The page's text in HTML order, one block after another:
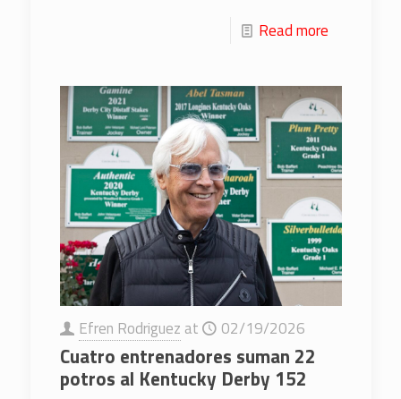
Read more
Efren Rodriguez at 02/19/2026
Cuatro entrenadores suman 22
potros al Kentucky Derby 152